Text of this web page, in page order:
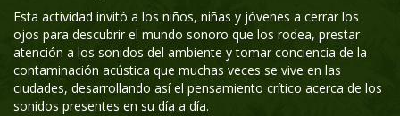
Esta actividad invitó a los niños, niñas y jóvenes a cerrar los
ojos para descubrir el mundo sonoro que los rodea, prestar
atención a los sonidos del ambiente y tomar conciencia de la
contaminación acústica que muchas veces se vive en las
ciudades, desarrollando así el pensamiento crítico acerca de los
sonidos presentes en su día a día.